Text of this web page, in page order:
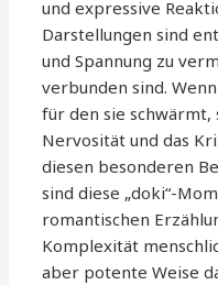
und expressive
Darstellungen sind
und Spannung zu
verbunden sind.
für den sie schwärmt,
Nervosität und das
diesen besonderen
sind diese „doki“-
romantischen
Komplexität
aber potente Weise